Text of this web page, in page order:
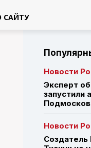
САЙТУ
Новости
Эксперт
запустили
Новости